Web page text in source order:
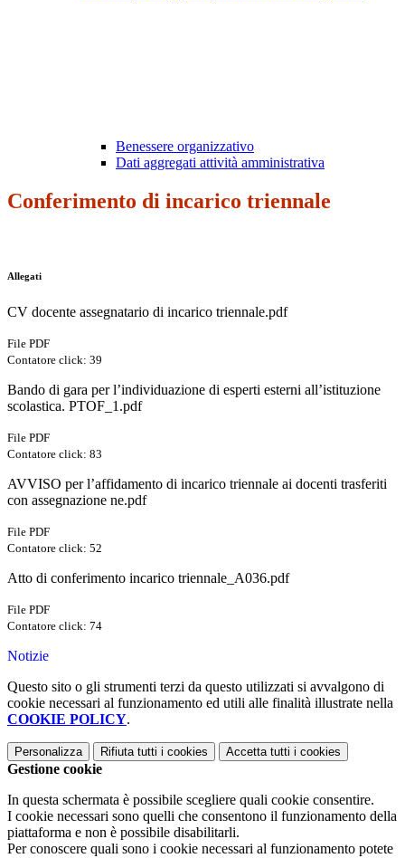
Benessere organizzativo
Dati aggregati attività amministrativa
Conferimento di incarico triennale
Allegati
CV docente assegnatario di incarico triennale.pdf
File PDF
Contatore click: 39
Bando di gara per l’individuazione di esperti esterni all’istituzione
scolastica. PTOF_1.pdf
File PDF
Contatore click: 83
AVVISO per l’affidamento di incarico triennale ai docenti trasferiti
con assegnazione ne.pdf
File PDF
Contatore click: 52
Atto di conferimento incarico triennale_A036.pdf
File PDF
Contatore click: 74
Notizie
Questo sito o gli strumenti terzi da questo utilizzati si avvalgono di
cookie necessari al funzionamento ed utili alle finalità illustrate nella
COOKIE POLICY.
Personalizza Rifiuta tutti i cookies Accetta tutti i cookies
Gestione cookie
In questa schermata è possibile scegliere quali cookie consentire.
I cookie necessari sono quelli che consentono il funzionamento della
piattaforma e non è possibile disabilitarli.
Per conoscere quali sono i cookie necessari al funzionamento potete